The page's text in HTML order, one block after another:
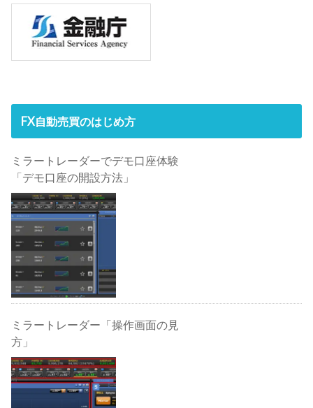
FX自動売買のはじめ方
ミラートレーダーでデモ口座体験
「デモ口座の開設方法」
ミラートレーダー「操作画面の見
方」